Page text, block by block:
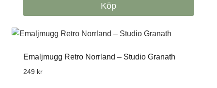
Köp
Emaljmugg Retro Norrland – Studio Granath
249 kr